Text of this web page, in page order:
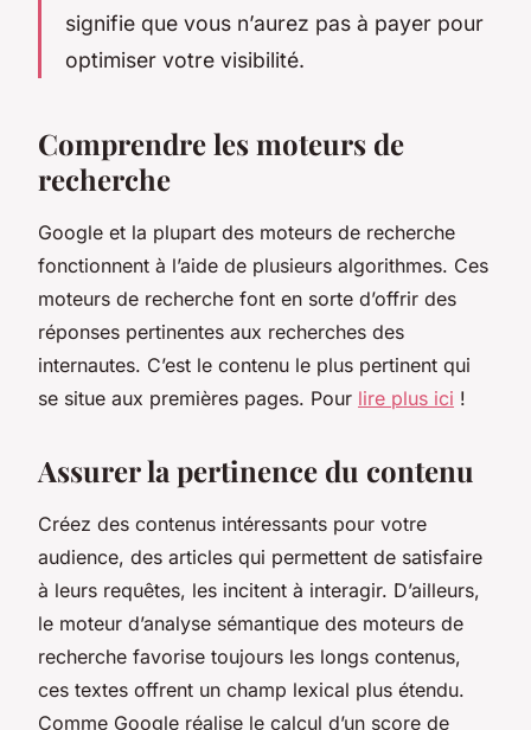
signifie que vous n’aurez pas à payer pour
optimiser votre visibilité.
Comprendre les moteurs de
recherche
Google et la plupart des moteurs de recherche
fonctionnent à l’aide de plusieurs algorithmes. Ces
moteurs de recherche font en sorte d’offrir des
réponses pertinentes aux recherches des
internautes. C’est le contenu le plus pertinent qui
se situe aux premières pages. Pour lire plus ici !
Assurer la pertinence du contenu
Créez des contenus intéressants pour votre
audience, des articles qui permettent de satisfaire
à leurs requêtes, les incitent à interagir. D’ailleurs,
le moteur d’analyse sémantique des moteurs de
recherche favorise toujours les longs contenus,
ces textes offrent un champ lexical plus étendu.
Comme Google réalise le calcul d’un score de